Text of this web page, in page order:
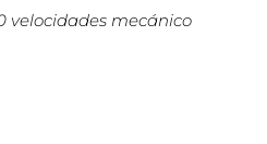
velocidades mecánico